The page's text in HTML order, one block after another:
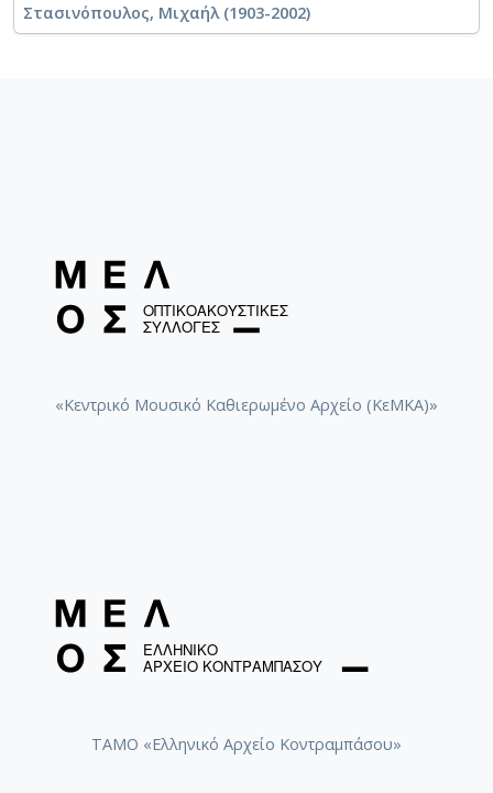
Στασινόπουλος, Μιχαήλ (1903-2002)
«Κεντρικό Μουσικό Καθιερωμένο Αρχείο (ΚεΜΚΑ)»
ΤΑΜΟ «Ελληνικό Αρχείο Κοντραμπάσου»